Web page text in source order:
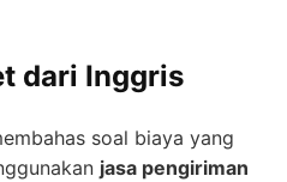
dari Inggris
soal biaya yang
jasa pengiriman